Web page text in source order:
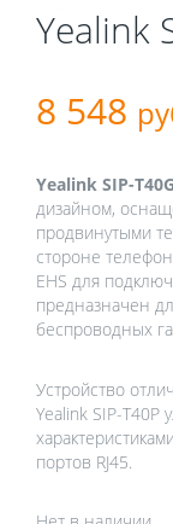
Yealink
8 548
Yealink SIP-T40G
дизайном,
продвинутыми
стороне
EHS для
предназначен
беспроводных
Устройство
Yealink SIP-
портов RJ45.